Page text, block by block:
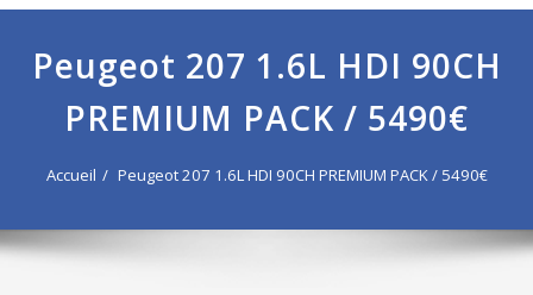
Peugeot 207 1.6L HDI 90CH
PREMIUM PACK / 5490€
Accueil Peugeot 207 1.6L HDI 90CH PREMIUM PACK / 5490€